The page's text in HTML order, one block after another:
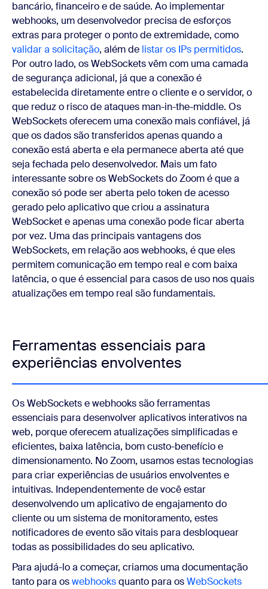
bancário, financeiro e de saúde. Ao implementar
webhooks, um desenvolvedor precisa de esforços
extras para proteger o ponto de extremidade, como
validar a solicitação, além de listar os IPs permitidos.
Por outro lado, os WebSockets vêm com uma camada
de segurança adicional, já que a conexão é
estabelecida diretamente entre o cliente e o servidor, o
que reduz o risco de ataques man-in-the-middle. Os
WebSockets oferecem uma conexão mais confiável, já
que os dados são transferidos apenas quando a
conexão está aberta e ela permanece aberta até que
seja fechada pelo desenvolvedor. Mais um fato
interessante sobre os WebSockets do Zoom é que a
conexão só pode ser aberta pelo token de acesso
gerado pelo aplicativo que criou a assinatura
WebSocket e apenas uma conexão pode ficar aberta
por vez. Uma das principais vantagens dos
WebSockets, em relação aos webhooks, é que eles
permitem comunicação em tempo real e com baixa
latência, o que é essencial para casos de uso nos quais
atualizações em tempo real são fundamentais.
Ferramentas essenciais para
experiências envolventes
Os WebSockets e webhooks são ferramentas
essenciais para desenvolver aplicativos interativos na
web, porque oferecem atualizações simplificadas e
eficientes, baixa latência, bom custo-benefício e
dimensionamento. No Zoom, usamos estas tecnologias
para criar experiências de usuários envolventes e
intuitivas. Independentemente de você estar
desenvolvendo um aplicativo de engajamento do
cliente ou um sistema de monitoramento, estes
notificadores de evento são vitais para desbloquear
todas as possibilidades do seu aplicativo.
Para ajudá-lo a começar, criamos uma documentação
tanto para oswebhooksquanto para osWebSockets